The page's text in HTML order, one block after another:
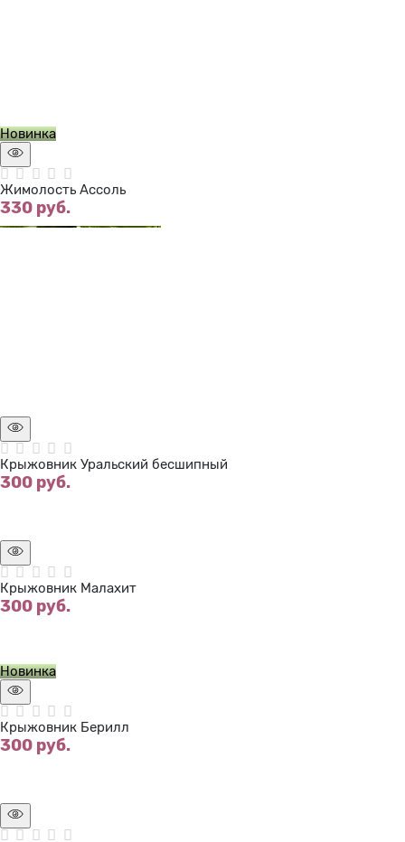
Новинка
Жимолость Ассоль
330 руб.
Крыжовник Уральский бесшипный
300 руб.
Крыжовник Малахит
300 руб.
Новинка
Крыжовник Берилл
300 руб.